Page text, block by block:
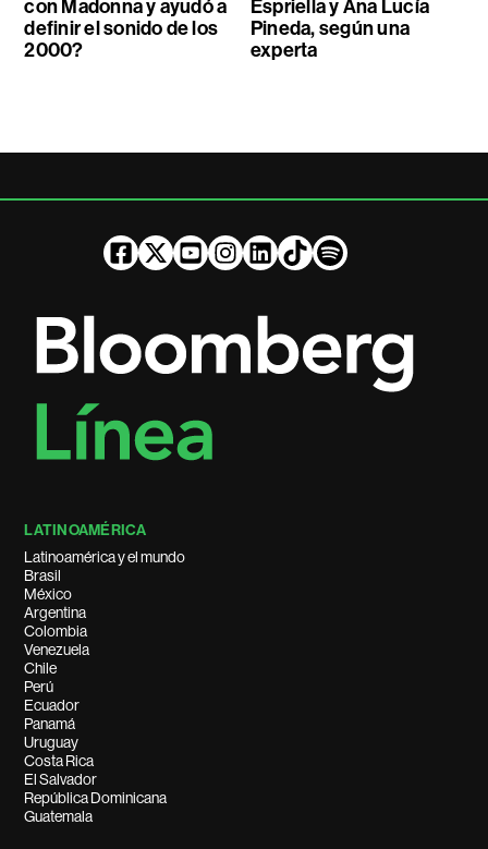
con Madonna y ayudó a
definir el sonido de los
2000?
Espriella y Ana Lucía
Pineda, según una
experta
LATINOAMÉRICA
Latinoamérica y el mundo
Brasil
México
Argentina
Colombia
Venezuela
Chile
Perú
Ecuador
Panamá
Uruguay
Costa Rica
El Salvador
República Dominicana
Guatemala